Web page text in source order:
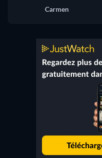
Carmen